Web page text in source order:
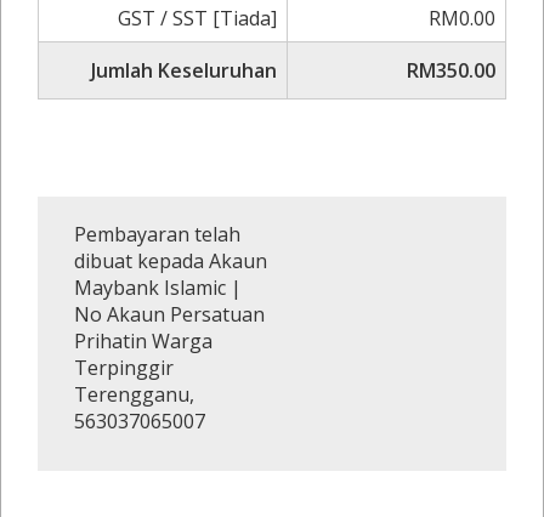
GST / SST [Tiada]
RM0.00
Jumlah Keseluruhan
RM350.00
Pembayaran telah
dibuat kepada Akaun
Maybank Islamic |
No Akaun Persatuan
Prihatin Warga
Terpinggir
Terengganu,
563037065007